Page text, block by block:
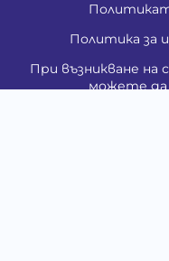
Политика за
При възникване на
можете да